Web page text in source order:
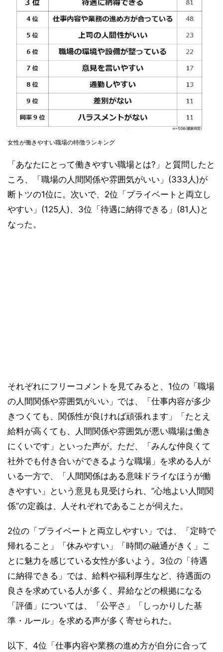
女性が働きやすい職場の特徴ランキング
「あなたにとって働きやすい職場とは?」と質問したと
ころ、「職場の人間関係や雰囲気がいい」(333人)が
断トツの1位に。次いで、2位「プライベートと両立し
やすい」(125人)、3位「待遇に納得できる」(81人)と
なった。
それぞれにフリーコメントを見てみると、1位の「職場
の人間関係や雰囲気がいい」では、「仕事内容が多少
きつくても、関係性が良ければ頑張れます」「たとえ
給料が高くても、人間関係や雰囲気が悪い職場は働き
にくいです」といった声が。ただ、「みんな仲良くて
社外でも付き合いができるような職場」を求める人が
いる一方で、「人間関係はある意味ドライなほうが働
きやすい」という意見も見受けられ、”心地よい人間関
係”の定義は、人それぞれであることが伺えた。
2位の「プライベートと両立しやすい」では、「定時で
帰れること」「休みやすい」「時間の融通がきく」こ
とに魅力を感じている女性が多いよう。3位の「待遇
に納得できる」では、給料や福利厚生など、待遇面の
良さを求めている人が多く、昇給などの根拠になる
「評価」については、「公平さ」「しっかりした基
準・ルール」を求める声が多く寄せられた。
以下、4位「仕事内容や業務の進め方が自分に合って